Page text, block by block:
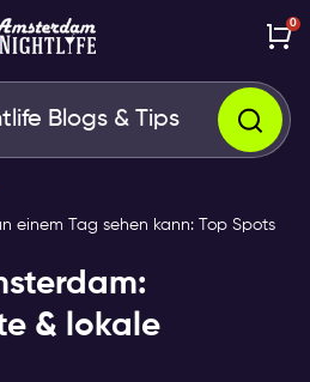
0
einem Tag sehen kann: Top Spots
& lokale